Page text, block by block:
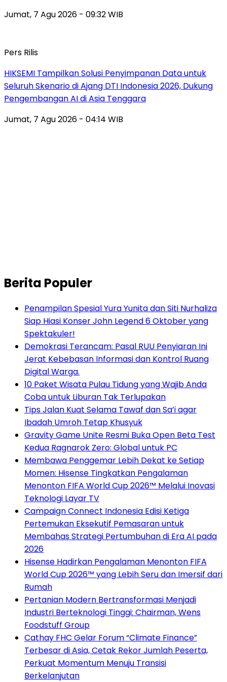
Jumat, 7 Agu 2026 - 09:32 WIB
Pers Rilis
HIKSEMI Tampilkan Solusi Penyimpanan Data untuk
Seluruh Skenario di Ajang DTI Indonesia 2026, Dukung
Pengembangan AI di Asia Tenggara
Jumat, 7 Agu 2026 - 04:14 WIB
Berita Populer
Penampilan Spesial Yura Yunita dan Siti Nurhaliza
Siap Hiasi Konser John Legend 6 Oktober yang
Spektakuler!
Demokrasi Terancam: Pasal RUU Penyiaran Ini
Jerat Kebebasan Informasi dan Kontrol Ruang
Digital Warga.
10 Paket Wisata Pulau Tidung yang Wajib Anda
Coba untuk Liburan Tak Terlupakan
Tips Jalan Kuat Selama Tawaf dan Sa’i agar
Ibadah Umroh Tetap Khusyuk
Gravity Game Unite Resmi Buka Open Beta Test
Kedua Ragnarok Zero: Global untuk PC
Membawa Penggemar Lebih Dekat ke Setiap
Momen: Hisense Tingkatkan Pengalaman
Menonton FIFA World Cup 2026™ Melalui Inovasi
Teknologi Layar TV
Campaign Connect Indonesia Edisi Ketiga
Pertemukan Eksekutif Pemasaran untuk
Membahas Strategi Pertumbuhan di Era AI pada
2026
Hisense Hadirkan Pengalaman Menonton FIFA
World Cup 2026™ yang Lebih Seru dan Imersif dari
Rumah
Pertanian Modern Bertransformasi Menjadi
Industri Berteknologi Tinggi: Chairman, Wens
Foodstuff Group
Cathay FHC Gelar Forum “Climate Finance”
Terbesar di Asia, Cetak Rekor Jumlah Peserta,
Perkuat Momentum Menuju Transisi
Berkelanjutan